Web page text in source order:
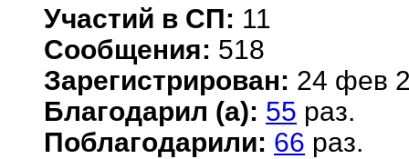
Участий в СП: 11
Сообщения: 518
Зарегистрирован: 24 фев
Благодарил (а): 55 раз.
Поблагодарили: 66 раз.